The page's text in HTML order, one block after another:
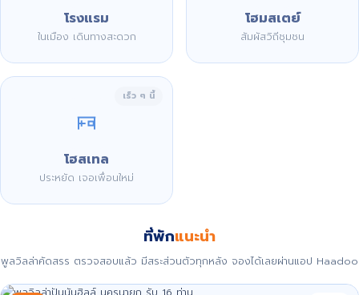
โรงแรม
ในเมือง เดินทางสะดวก
โฮมสเตย์
สัมผัสวิถีชุมชน
เร็ว ๆ นี้
โฮสเทล
ประหยัด เจอเพื่อนใหม่
ที่พักแนะนำ
พูลวิลล่าคัดสรร ตรวจสอบแล้ว มีสระส่วนตัวทุกหลัง จองได้เลยผ่านแอป Haadoo